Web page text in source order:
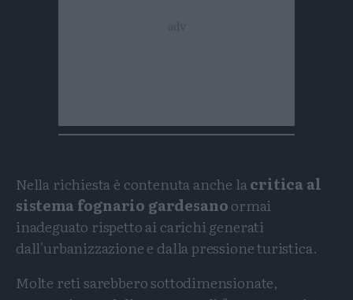
Nella richiesta è contenuta anche lacritica al
sistema fognario gardesanoormai
inadeguato rispetto ai carichi generati
dall'urbanizzazione e dalla pressione turistica.
Molte reti sarebbero sottodimensionate,